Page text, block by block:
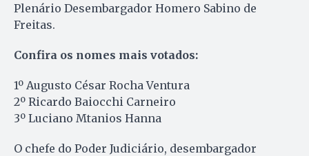
Plenário Desembargador Homero Sabino de
Freitas.
Confira os nomes mais votados:
1º Augusto César Rocha Ventura
2º Ricardo Baiocchi Carneiro
3º Luciano Mtanios Hanna
O chefe do Poder Judiciário, desembargador